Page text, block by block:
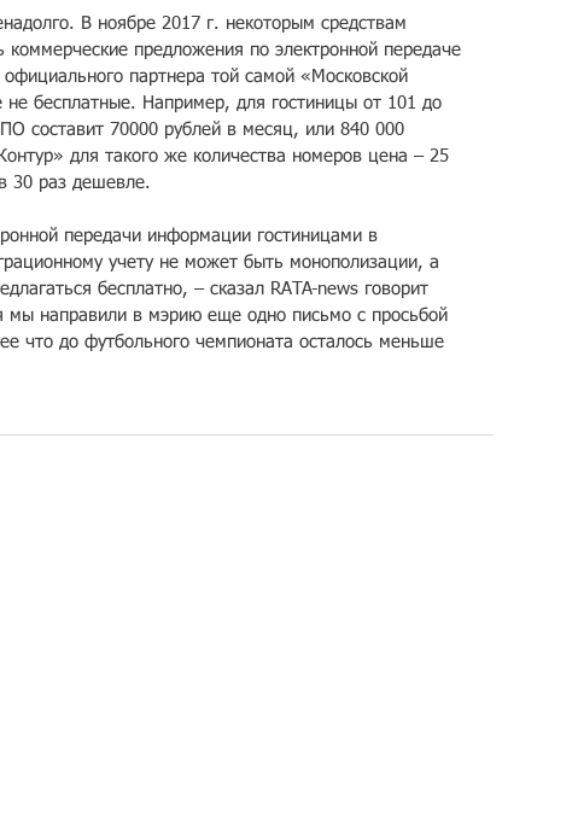
В ноябре 2017 г. некоторым средствам
коммерческие предложения по электронной передаче
партнера той самой «Московской
бесплатные. Например, для гостиницы от 101 до
составит 70000 рублей в месяц, или 840 000
для такого же количества номеров цена – 25
30 раз дешевле.
передачи информации гостиницами в
учету не может быть монополизации, а
бесплатно, – сказал RATA-news говорит
направили в мэрию еще одно письмо с просьбой
что до футбольного чемпионата осталось меньше